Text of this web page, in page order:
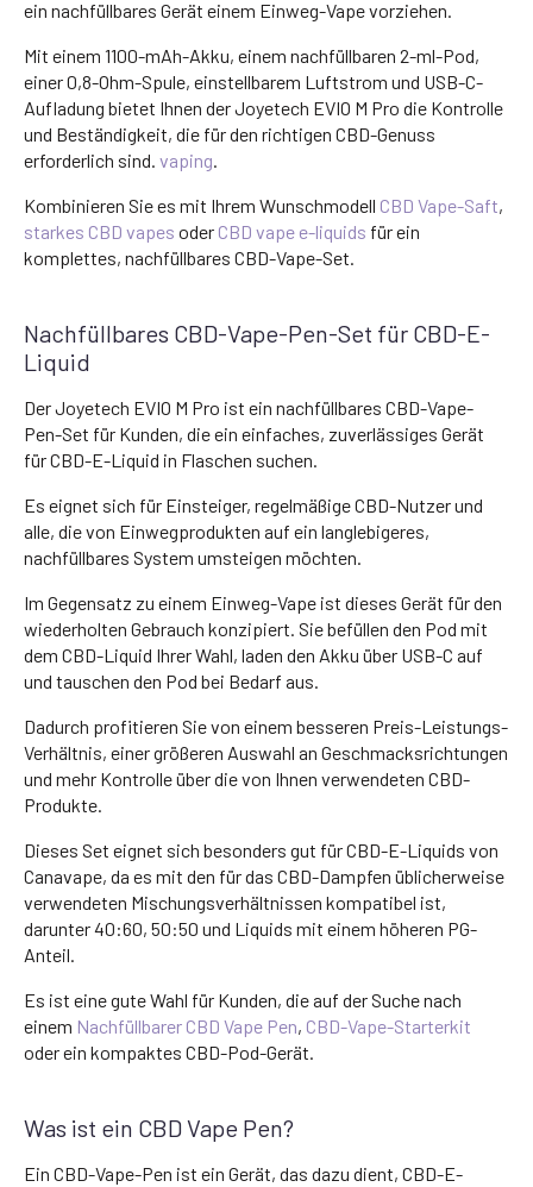
ein nachfüllbares Gerät einem Einweg-Vape vorziehen.
Mit einem 1100-mAh-Akku, einem nachfüllbaren 2-ml-Pod,
einer 0,8-Ohm-Spule, einstellbarem Luftstrom und USB-C-
Aufladung bietet Ihnen der Joyetech EVIO M Pro die Kontrolle
und Beständigkeit, die für den richtigen CBD-Genuss
erforderlich sind. vaping.
Kombinieren Sie es mit Ihrem Wunschmodell CBD Vape-Saft,
starkes CBD vapes oder CBD vape e-liquids für ein
komplettes, nachfüllbares CBD-Vape-Set.
Nachfüllbares CBD-Vape-Pen-Set für CBD-E-
Liquid
Der Joyetech EVIO M Pro ist ein nachfüllbares CBD-Vape-
Pen-Set für Kunden, die ein einfaches, zuverlässiges Gerät
für CBD-E-Liquid in Flaschen suchen.
Es eignet sich für Einsteiger, regelmäßige CBD-Nutzer und
alle, die von Einwegprodukten auf ein langlebigeres,
nachfüllbares System umsteigen möchten.
Im Gegensatz zu einem Einweg-Vape ist dieses Gerät für den
wiederholten Gebrauch konzipiert. Sie befüllen den Pod mit
dem CBD-Liquid Ihrer Wahl, laden den Akku über USB-C auf
und tauschen den Pod bei Bedarf aus.
Dadurch profitieren Sie von einem besseren Preis-Leistungs-
Verhältnis, einer größeren Auswahl an Geschmacksrichtungen
und mehr Kontrolle über die von Ihnen verwendeten CBD-
Produkte.
Dieses Set eignet sich besonders gut für CBD-E-Liquids von
Canavape, da es mit den für das CBD-Dampfen üblicherweise
verwendeten Mischungsverhältnissen kompatibel ist,
darunter 40:60, 50:50 und Liquids mit einem höheren PG-
Anteil.
Es ist eine gute Wahl für Kunden, die auf der Suche nach
einem Nachfüllbarer CBD Vape Pen, CBD-Vape-Starterkit
oder ein kompaktes CBD-Pod-Gerät.
Was ist ein CBD Vape Pen?
Ein CBD-Vape-Pen ist ein Gerät, das dazu dient, CBD-E-